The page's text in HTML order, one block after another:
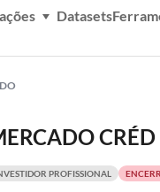
Datasets
PROFISSIONAL